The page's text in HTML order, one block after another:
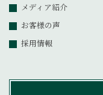
メディア紹介
お客様の声
採用情報